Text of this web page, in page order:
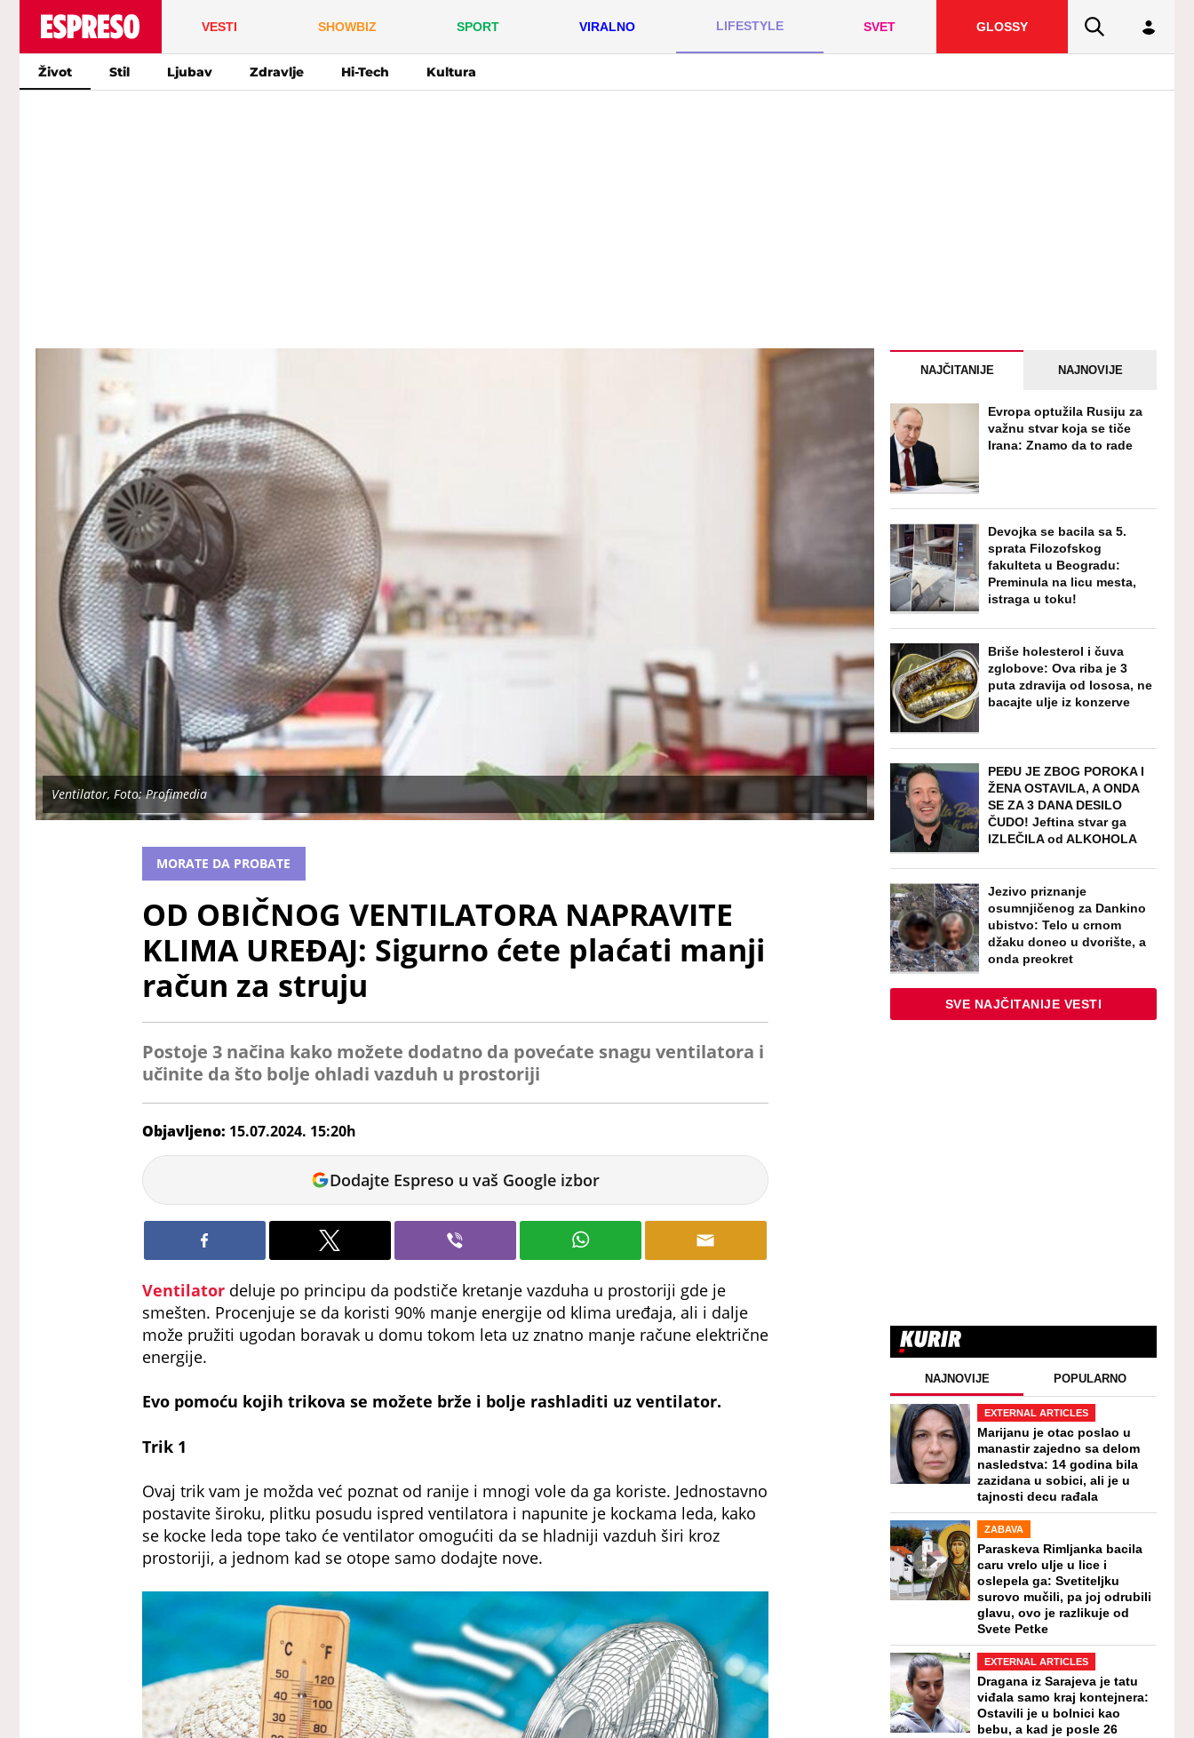
VESTI SHOWBIZ SPORT VIRALNO LIFESTYLE SVET GLOSSY
Život Stil Ljubav Zdravlje Hi-Tech Kultura
Ventilator, Foto: Profimedia
MORATE DA PROBATE
OD OBIČNOG VENTILATORA NAPRAVITE
KLIMA UREĐAJ: Sigurno ćete plaćati manji
račun za struju
Postoje 3 načina kako možete dodatno da povećate snagu ventilatora i
učinite da što bolje ohladi vazduh u prostoriji
Objavljeno: 15.07.2024. 15:20h
Andjela
Milojkovic
Dodajte Espreso u vaš Google izbor
Ventilator deluje po principu da podstiče kretanje vazduha u prostoriji gde je
smešten. Procenjuje se da koristi 90% manje energije od klima uređaja, ali i dalje
može pružiti ugodan boravak u domu tokom leta uz znatno manje račune električne
energije.
Evo pomoću kojih trikova se možete brže i bolje rashladiti uz ventilator.
Trik 1
Ovaj trik vam je možda već poznat od ranije i mnogi vole da ga koriste. Jednostavno
postavite široku, plitku posudu ispred ventilatora i napunite je kockama leda, kako
se kocke leda tope tako će ventilator omogućiti da se hladniji vazduh širi kroz
prostoriji, a jednom kad se otope samo dodajte nove.
NAJČITANIJE NAJNOVIJE
Evropa optužila Rusiju za
važnu stvar koja se tiče
Irana: Znamo da to rade
Devojka se bacila sa 5.
sprata Filozofskog
fakulteta u Beogradu:
Preminula na licu mesta,
istraga u toku!
Briše holesterol i čuva
zglobove: Ova riba je 3
puta zdravija od lososa, ne
bacajte ulje iz konzerve
PEĐU JE ZBOG POROKA I
ŽENA OSTAVILA, A ONDA
SE ZA 3 DANA DESILO
ČUDO! Jeftina stvar ga
IZLEČILA od ALKOHOLA
Jezivo priznanje
osumnjičenog za Dankino
ubistvo: Telo u crnom
džaku doneo u dvorište, a
onda preokret
SVE NAJČITANIJE VESTI
NAJNOVIJE POPULARNO
EXTERNAL ARTICLES
Marijanu je otac poslao u
manastir zajedno sa delom
nasledstva: 14 godina bila
zazidana u sobici, ali je u
tajnosti decu rađala
ZABAVA
Paraskeva Rimljanka bacila
caru vrelo ulje u lice i
oslepela ga: Svetiteljku
surovo mučili, pa joj odrubili
glavu, ovo je razlikuje od
Svete Petke
EXTERNAL ARTICLES
Dragana iz Sarajeva je tatu
viđala samo kraj kontejnera:
Ostavili je u bolnici kao
bebu, a kad je posle 26